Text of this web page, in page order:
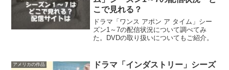
こで見れる？
ドラマ「ワンス アポン ア タイム」シー
ズン1～7の配信状況について調べてみ
た。DVDの取り扱いについてもご紹介。
アメリカの作品
ドラマ「インダストリー」シーズ